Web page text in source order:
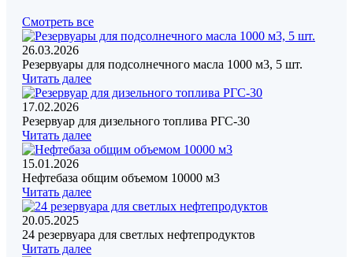
Смотреть все
26.03.2026
Резервуары для подсолнечного масла 1000 м3, 5 шт.
Читать далее
17.02.2026
Резервуар для дизельного топлива РГС-30
Читать далее
15.01.2026
Нефтебаза общим объемом 10000 м3
Читать далее
20.05.2025
24 резервуара для светлых нефтепродуктов
Читать далее